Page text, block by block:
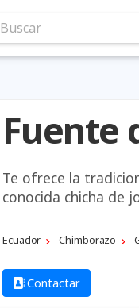
Buscar
Fuente
Te ofrece la
conocida chicha de
Ecuador Chimborazo
Contactar